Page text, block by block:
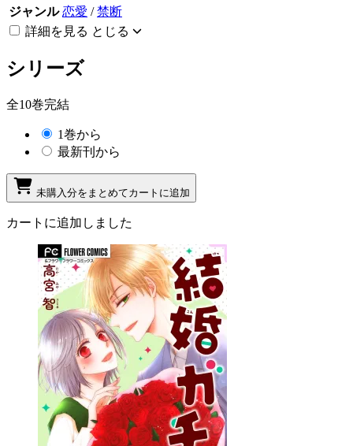
ジャンル 恋愛 /禁断
詳細を見る とじる
シリーズ
全10巻完結
1巻から
最新刊から
未購入分をまとめてカートに追加
カートに追加しました